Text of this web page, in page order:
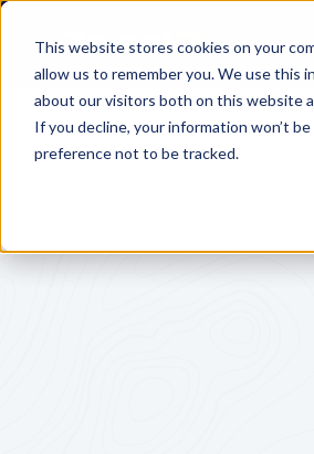
This website stores cookies on your
allow us to remember you. We use this
about our visitors both on this website
If you decline, your information won’t
preference not to be tracked.